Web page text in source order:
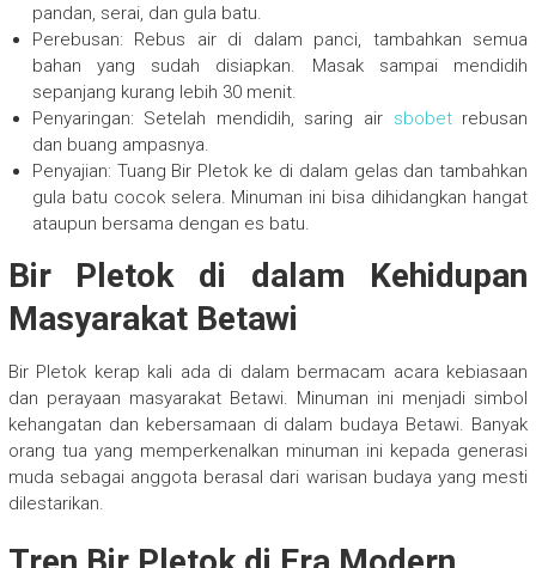
pandan, serai, dan gula batu.
Perebusan: Rebus air di dalam panci, tambahkan semua
bahan yang sudah disiapkan. Masak sampai mendidih
sepanjang kurang lebih 30 menit.
Penyaringan: Setelah mendidih, saring air sbobetrebusan
dan buang ampasnya.
Penyajian: Tuang Bir Pletok ke di dalam gelas dan tambahkan
gula batu cocok selera. Minuman ini bisa dihidangkan hangat
ataupun bersama dengan es batu.
Bir Pletok di dalam Kehidupan
Masyarakat Betawi
Bir Pletok kerap kali ada di dalam bermacam acara kebiasaan
dan perayaan masyarakat Betawi. Minuman ini menjadi simbol
kehangatan dan kebersamaan di dalam budaya Betawi. Banyak
orang tua yang memperkenalkan minuman ini kepada generasi
muda sebagai anggota berasal dari warisan budaya yang mesti
dilestarikan.